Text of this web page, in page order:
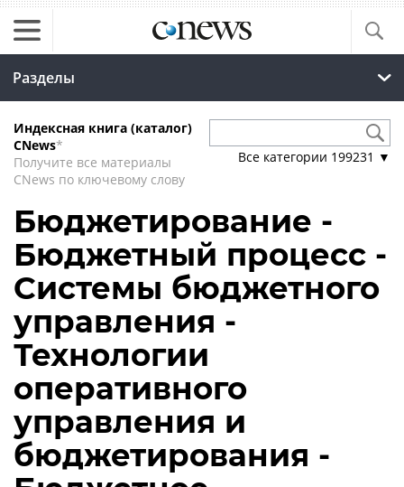
Разделы
Индексная книга (каталог)
CNews*
Получите все материалы
CNews по ключевому слову
Все категории 199231 ▼
Бюджетирование -
Бюджетный процесс -
Системы бюджетного
управления -
Технологии
оперативного
управления и
бюджетирования -